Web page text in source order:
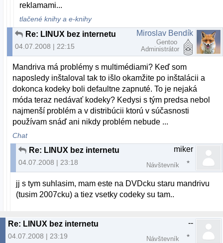
reklamami...
tlačené knihy a e-knihy
Re: LINUX bez internetu
04.07.2008 | 22:15
Miroslav Bendík
Gentoo
Administrátor
Mandriva má problémy s multimédiami? Keď som
naposledy inštaloval tak to išlo okamžite po inštalácii a
dokonca kodeky boli defaultne zapnuté. To je nejaká
móda teraz nedávať kodeky? Kedysi s tým predsa nebol
najmenší problém a v distribúcii ktorú v súčasnosti
používam snáď ani nikdy problém nebude ...
Chat
Re: LINUX bez internetu
04.07.2008 | 23:18
miker
Návštevník
jj s tym suhlasim, mam este na DVDcku staru mandrivu
(tusim 2007cku) a tiez vsetky codeky su tam..
Re: LINUX bez internetu
04.07.2008 | 23:19
--
Návštevník